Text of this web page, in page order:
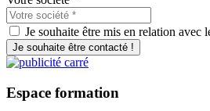
Je souhaite être mis en relation avec
Je souhaite être contacté !
Espace formation